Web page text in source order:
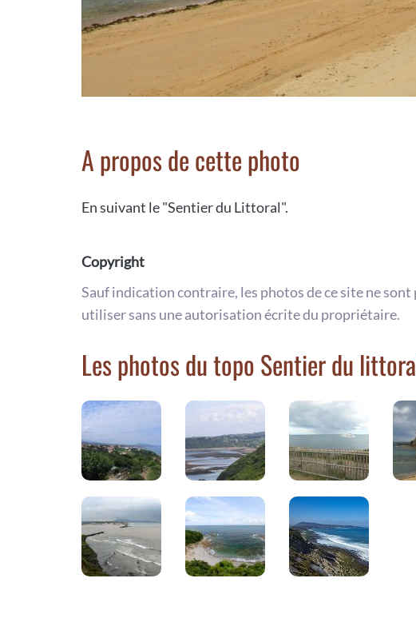
A propos de cette photo
En suivant le "Sentier du Littoral".
Copyright
Sauf indication contraire, les photos de ce site ne sont
utiliser sans une autorisation écrite du propriétaire.
Les photos du topo Sentier du